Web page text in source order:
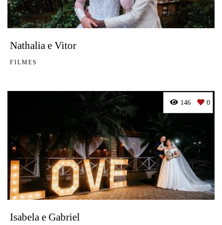
Nathalia e Vitor
FILMES
Isabela e Gabriel
146 0